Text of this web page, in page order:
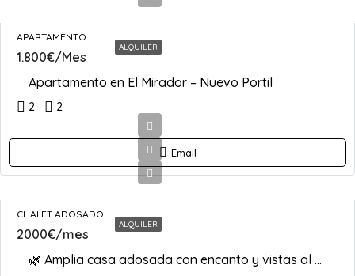
ALQUILER
APARTAMENTO
1.800€/Mes
Apartamento en El Mirador – Nuevo Portil
2 2
Email
ALQUILER
CHALET ADOSADO
2000€/mes
🌿 Amplia casa adosada con encanto y vistas al golf – Urbanización Orillas del Piedras, Nuevo Portil